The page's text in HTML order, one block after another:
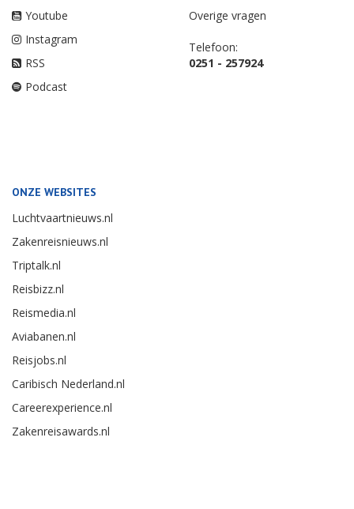
Youtube
Instagram
RSS
Podcast
Overige vragen
Telefoon:
0251 - 257924
ONZE WEBSITES
Luchtvaartnieuws.nl
Zakenreisnieuws.nl
Triptalk.nl
Reisbizz.nl
Reismedia.nl
Aviabanen.nl
Reisjobs.nl
Caribisch Nederland.nl
Careerexperience.nl
Zakenreisawards.nl